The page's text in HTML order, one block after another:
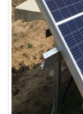
Previous